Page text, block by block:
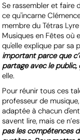
Se rassembler et faire
ce qu'incarne
membre du Tétras
Musiques en Fêtes où
qu'elle explique par sa
important parce que
partage avec le public,
elle.
Pour réunir tous ces
professeur de
adaptée à chacun
savent lire, mais ce
pas les compétences